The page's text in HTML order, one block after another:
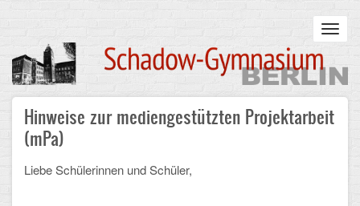
content
Main
navigation
STARTSEITE
UNSERE SCHULE
Hinweise zur mediengestützten Projektarbeit
(mPa)
Liebe Schülerinnen und Schüler,